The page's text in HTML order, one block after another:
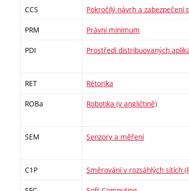
CCS Pokročilý návrh a zabezpečení
PRM Právní minimum
PDI Prostředí distribuovaných
RET Rétorika
ROBa Robotika (v angličtině)
SEM Senzory a měření
C1P Směrování v rozsáhlých sítích